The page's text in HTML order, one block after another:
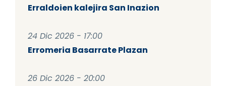
Erraldoien kalejira San Inazion
24 Dic 2026 - 17:00
Erromeria Basarrate Plazan
26 Dic 2026 - 20:00